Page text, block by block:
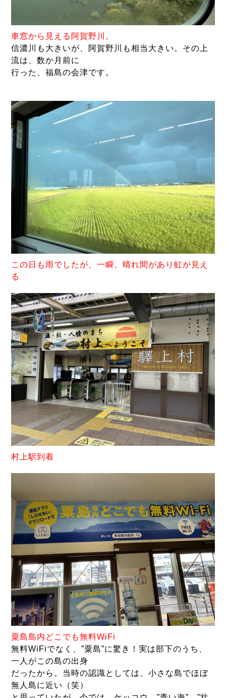
車窓から見える阿賀野川。
信濃川も大きいが、阿賀野川も相当大きい。その上
流は、数か月前に
行った、福島の会津です。
こ の日も雨でしたが、一瞬、晴れ間があり虹が見え
る
村上駅到着
粟島島内どこでも無料WiFi
無料WiFiでなく、”粟島”に驚き！実は部下のうち、
一人がこの島の出身
だったから。当時の認識としては、小さな島でほぼ
無人島に近い（笑）